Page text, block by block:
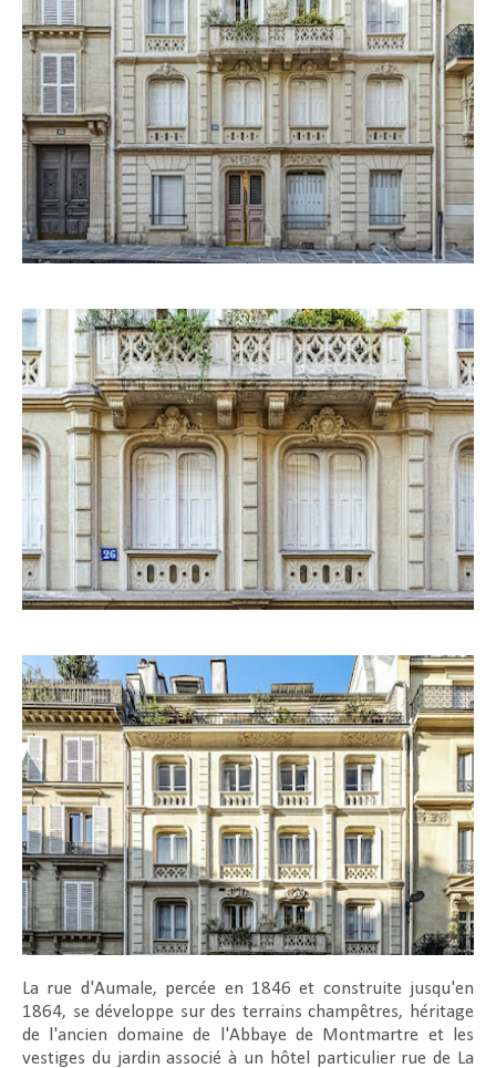
La rue d'Aumale, percée en 1846 et construite jusqu'en
1864, se développe sur des terrains champêtres, héritage
de l'ancien domaine de l'Abbaye de Montmartre et les
vestiges du jardin associé à un hôtel particulier rue de La